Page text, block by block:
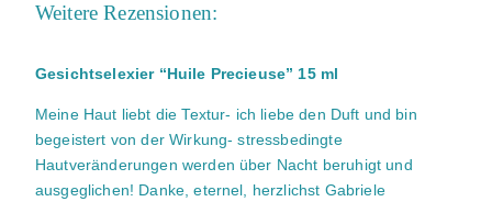
Weitere Rezensionen:
Gesichtselexier “Huile Precieuse” 15 ml
Meine Haut liebt die Textur- ich liebe den Duft und bin
begeistert von der Wirkung- stressbedingte
Hautveränderungen werden über Nacht beruhigt und
ausgeglichen! Danke, eternel, herzlichst Gabriele